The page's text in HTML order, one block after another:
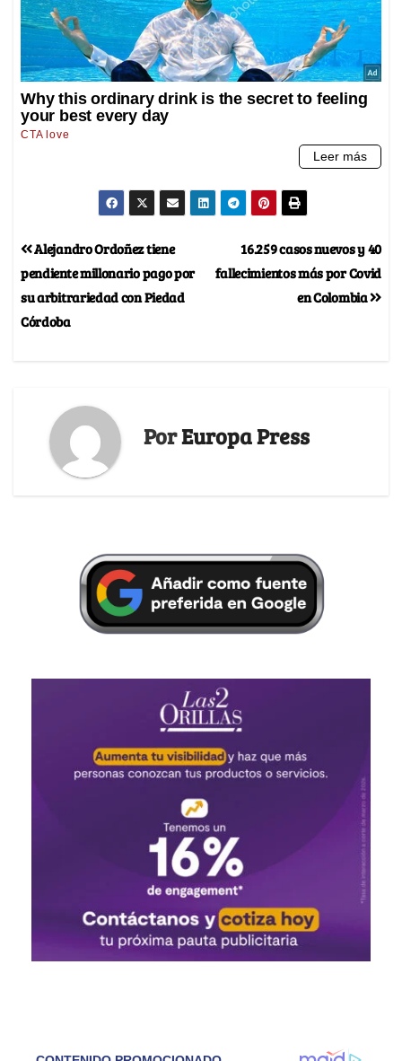
16.259 casos nuevos y 40
fallecimientos más por Covid
en Colombia
Alejandro Ordoñez tiene
pendiente millonario pago por
su arbitrariedad con Piedad
Córdoba
PorEuropa Press